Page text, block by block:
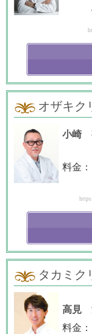
オザキク
小崎
料金：
タカミク
高見
料金：